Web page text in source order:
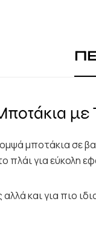
με
μποτάκια σε
πλάι για εύκολη
αλλά και για πιο